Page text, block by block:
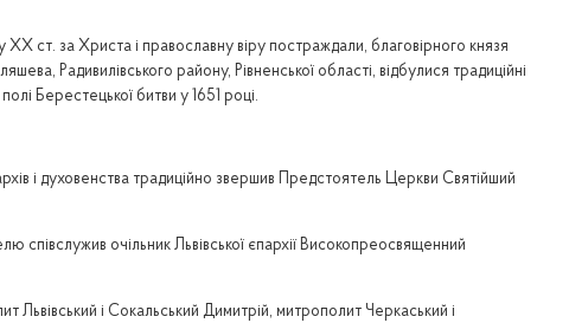
у ХХ ст. за Христа і православну віру постраждали, благовірного князя
Радивилівського району, Рівненської області, відбулися традиційні
Берестецької битви у 1651 році.
і духовенства традиційно звершив Предстоятель Церкви Святійший
співслужив очільник Львівської єпархії Високопреосвященний
Львівський і Сокальський Димитрій, митрополит Черкаський і